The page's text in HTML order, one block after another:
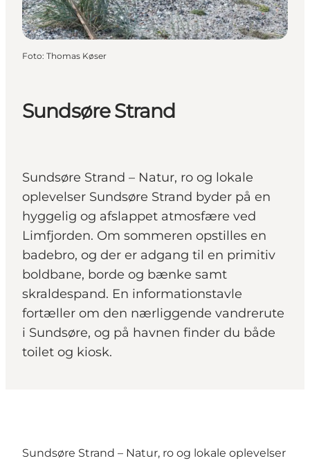
Sundsøre Strand
Sundsøre Strand – Natur, ro og lokale
oplevelser Sundsøre Strand byder på en
hyggelig og afslappet atmosfære ved
Limfjorden. Om sommeren opstilles en
badebro, og der er adgang til en primitiv
boldbane, borde og bænke samt
skraldespand. En informationstavle
fortæller om den nærliggende vandrerute
i Sundsøre, og på havnen finder du både
toilet og kiosk.
Foto: Thomas Køser
Sundsøre Strand – Natur, ro og lokale oplevelser